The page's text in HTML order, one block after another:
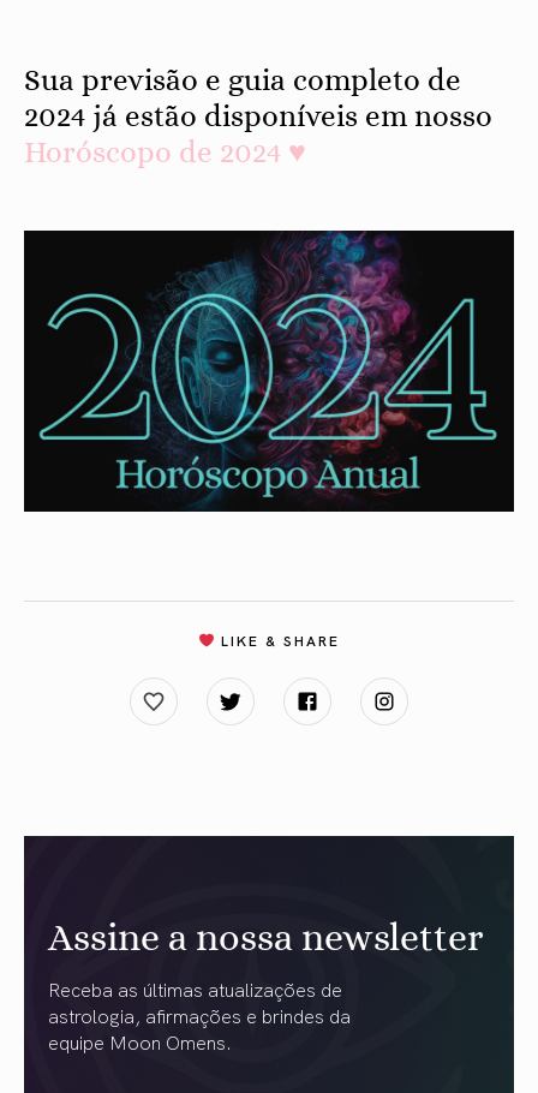
Sua previsão e guia completo de
2024 já estão disponíveis em nosso
Horóscopo de 2024 ♥
LIKE & SHARE
Assine a nossa newsletter
Receba as últimas atualizações de
astrologia, afirmações e brindes da
equipe Moon Omens.